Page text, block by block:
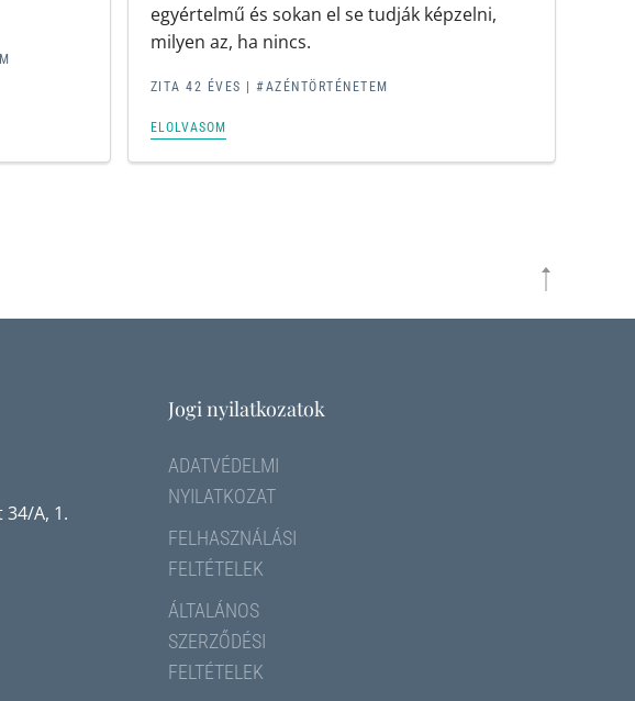
egyértelmű és sokan el se tudják képzelni,
milyen az, ha nincs.
ZITA 42 ÉVES |#AZÉNTÖRTÉNETEM
ELOLVASOM
A, 1.
Jogi nyilatkozatok
ADATVÉDELMI
NYILATKOZAT
FELHASZNÁLÁSI
FELTÉTELEK
ÁLTALÁNOS
SZERZŐDÉSI
FELTÉTELEK